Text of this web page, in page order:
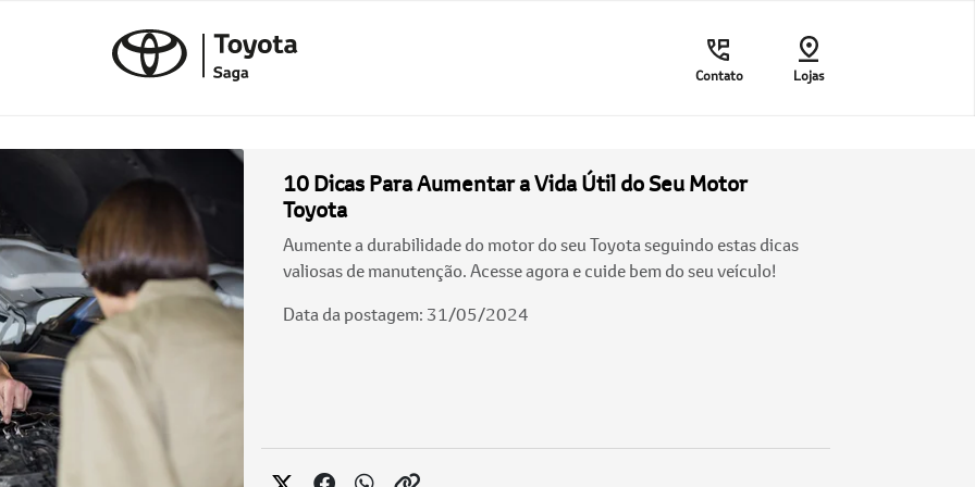
Contato Lojas
10 Dicas Para Aumentar a Vida Útil do Seu Motor
Toyota
Aumente a durabilidade do motor do seu Toyota seguindo estas dicas
valiosas de manutenção. Acesse agora e cuide bem do seu veículo!
Data da postagem: 31/05/2024